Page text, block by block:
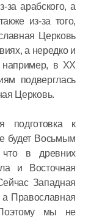
за арабского, а
из-за того,
Церковь
а нередко и
например, в XX
подверглась
Церковь.
подготовка к
будет Восьмым
что в древних
и Восточная
Западная
Православная
мы не